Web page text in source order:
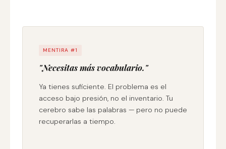
MENTIRA #1
"Necesitas más vocabulario."
Ya tienes suficiente. El problema es el
acceso bajo presión, no el inventario. Tu
cerebro sabe las palabras — pero no puede
recuperarlas a tiempo.